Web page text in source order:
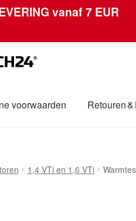
vanaf 7 EUR
voorwaarden Retouren
PrivacybeleidWereldwijde
1,4 VTi en 1,6 VTi